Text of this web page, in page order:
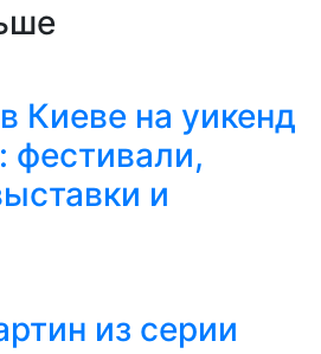
Киеве на уикенд
фестивали,
и
из серии